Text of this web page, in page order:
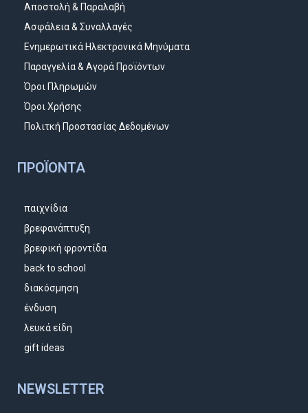
Αποστολή & Παραλαβή
Ασφάλεια & Συναλλαγές
Ενημερωτικά Ηλεκτρονικά Μηνύματα
Παραγγελία & Αγορά Προϊόντων
Όροι Πληρωμών
Όροι Χρήσης
Πολιτκή Προστασίας Δεδομένων
ΠΡΟΪΌΝΤΑ
παιχνίδια
βρεφανάπτυξη
βρεφική φροντίδα
back to school
διακόσμηση
ένδυση
λευκά είδη
gift ideas
NEWSLETTER